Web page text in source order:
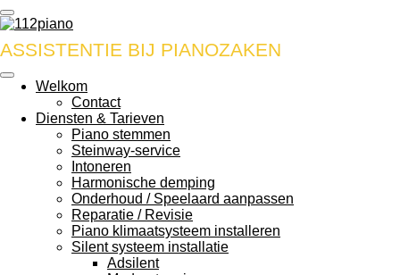
Ga
direct
naar
hoofdinhoud
ASSISTENTIE BIJ PIANOZAKEN
Welkom
Contact
Diensten & Tarieven
Piano stemmen
Steinway-service
Intoneren
Harmonische demping
Onderhoud / Speelaard aanpassen
Reparatie / Revisie
Piano klimaatsysteem installeren
Silent systeem installatie
Adsilent